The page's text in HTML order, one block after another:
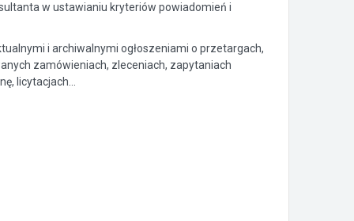
w ustawianiu kryteriów powiadomień i
i archiwalnymi ogłoszeniami o przetargach,
zamówieniach, zleceniach, zapytaniach
licytacjach...